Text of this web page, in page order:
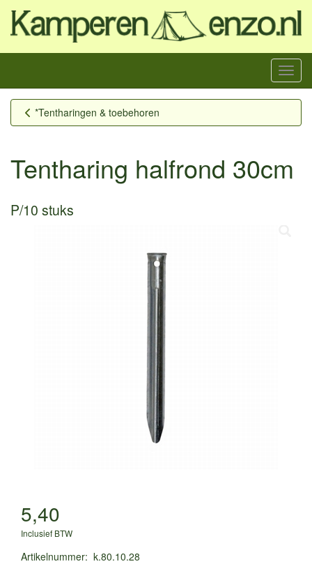
Menu
*Tentharingen & toebehoren
Tentharing halfrond 30cm
P/10 stuks
5,40
Inclusief BTW
Artikelnummer: k.80.10.28